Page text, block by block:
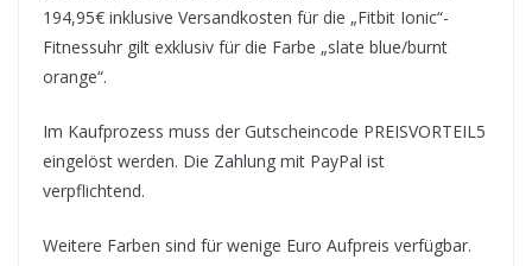
194,95€ inklusive Versandkosten für die „Fitbit Ionic“-
Fitnessuhr gilt exklusiv für die Farbe „slate blue/burnt
orange“.
Im Kaufprozess muss der Gutscheincode PREISVORTEIL5
eingelöst werden. Die Zahlung mit PayPal ist
verpflichtend.
Weitere Farben sind für wenige Euro Aufpreis verfügbar.